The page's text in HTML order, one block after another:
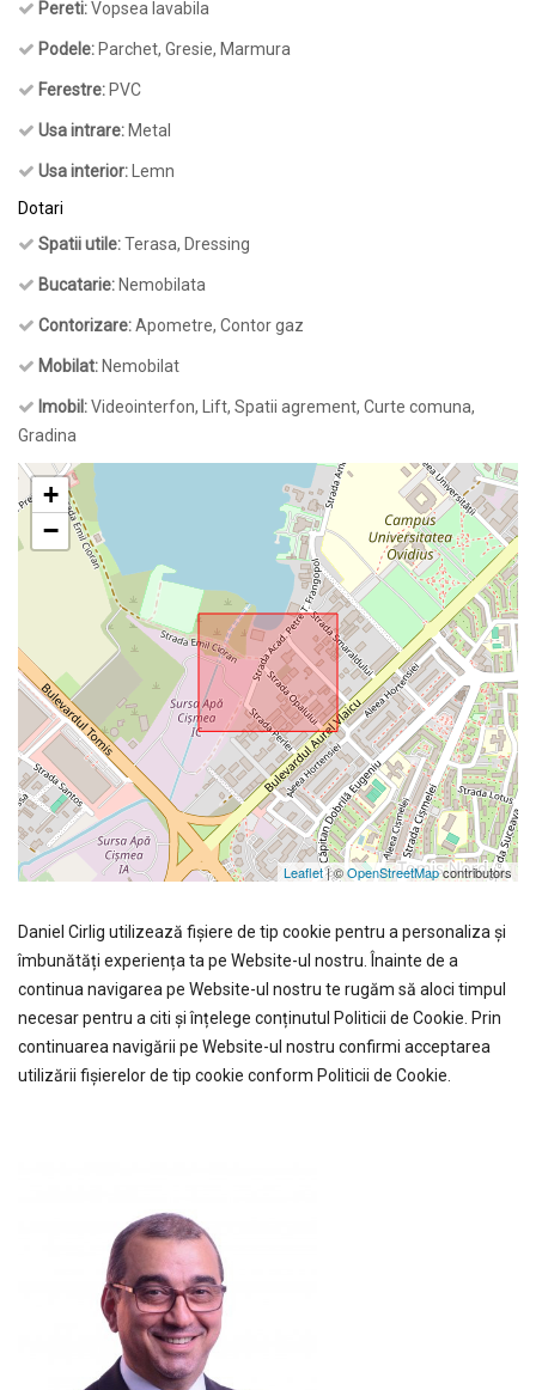
Pereti:Vopsea lavabila
Podele: Parchet, Gresie, Marmura
Ferestre: PVC
Usa intrare: Metal
Usa interior: Lemn
Dotari
Spatii utile:Terasa, Dressing
Bucatarie: Nemobilata
Contorizare:Apometre, Contor gaz
Mobilat: Nemobilat
Imobil:Videointerfon, Lift, Spatii agrement, Curte comuna,
Gradina
+
−
Leaflet| ©OpenStreetMapcontributors
Daniel Cirlig utilizează fişiere de tip cookie pentru a personaliza și
îmbunătăți experiența ta pe Website-ul nostru. Înainte de a
continua navigarea pe Website-ul nostru te rugăm să aloci timpul
necesar pentru a citi și înțelege conținutul Politicii de Cookie. Prin
continuarea navigării pe Website-ul nostru confirmi acceptarea
utilizării fişierelor de tip cookie conform Politicii de Cookie.